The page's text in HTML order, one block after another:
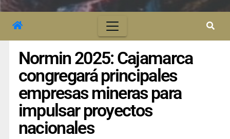
Normin 2025: Cajamarca
congregará principales
empresas mineras para
impulsar proyectos
nacionales